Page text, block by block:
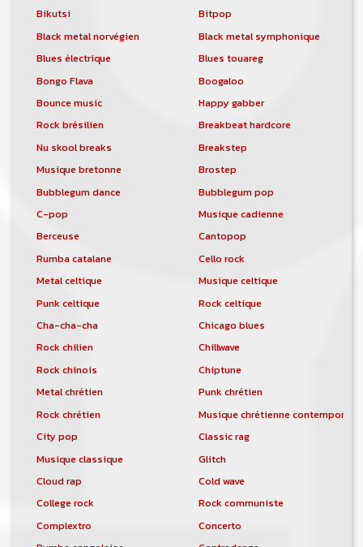
Bikutsi
Bitpop
Black metal norvégien
Black metal symphonique
Blues électrique
Blues touareg
Bongo Flava
Boogaloo
Bounce music
Happy gabber
Rock brésilien
Breakbeat hardcore
Nu skool breaks
Breakstep
Musique bretonne
Brostep
Bubblegum dance
Bubblegum pop
C-pop
Musique cadienne
Berceuse
Cantopop
Rumba catalane
Cello rock
Metal celtique
Musique celtique
Punk celtique
Rock celtique
Cha-cha-cha
Chicago blues
Rock chilien
Chillwave
Rock chinois
Chiptune
Metal chrétien
Punk chrétien
Rock chrétien
Musique chrétienne
City pop
Classic rag
Musique classique
Glitch
Cloud rap
Cold wave
College rock
Rock communiste
Complextro
Concerto